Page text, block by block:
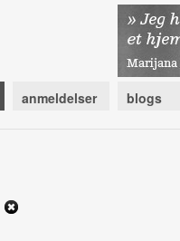
anmeldelser blogs